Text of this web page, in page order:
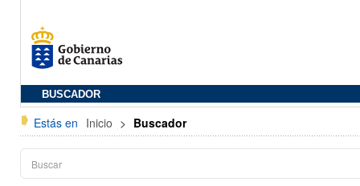
BUSCADOR
Estás en Inicio > Buscador